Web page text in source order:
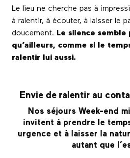
Le lieu ne cherche pas à
à ralentir, à écouter, à laisser le
doucement. Le silence semble
qu’ailleurs, comme si le
ralentir lui aussi.
Envie de ralentir au
Nos séjours Week-end
invitent à prendre le
urgence et à laisser la
autant que